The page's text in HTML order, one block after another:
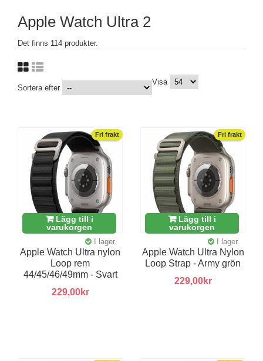
Apple Watch Ultra 2
Det finns 114 produkter.
Sortera efter
Visa
Fri frakt
Lägg till i
varukorgen
I lager.
Apple Watch Ultra nylon
Loop rem
44/45/46/49mm - Svart
229,00kr
Fri frakt
Lägg till i
varukorgen
I lager.
Apple Watch Ultra Nylon
Loop Strap - Army grön
229,00kr